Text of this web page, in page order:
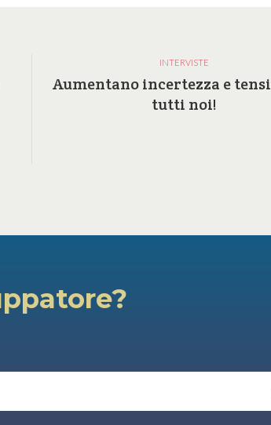
INTERVISTE
Aumentano incertezza e
tutti noi!